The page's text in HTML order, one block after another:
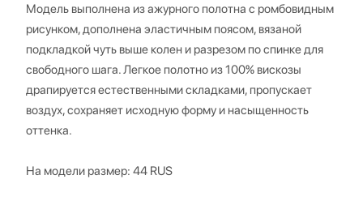
Модель выполнена из ажурного полотна с ромбовидным
рисунком, дополнена эластичным поясом, вязаной
подкладкой чуть выше колен и разрезом по спинке для
свободного шага. Легкое полотно из 100% вискозы
драпируется естественными складками, пропускает
воздух, сохраняет исходную форму и насыщенность
оттенка.
На модели размер: 44 RUS